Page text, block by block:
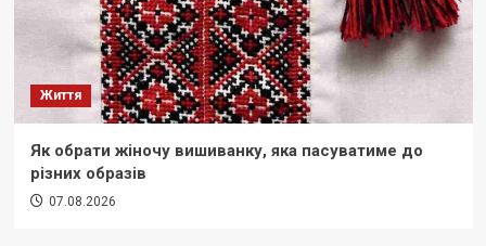
Життя
Як обрати жіночу вишиванку, яка пасуватиме до
різних образів
07.08.2026